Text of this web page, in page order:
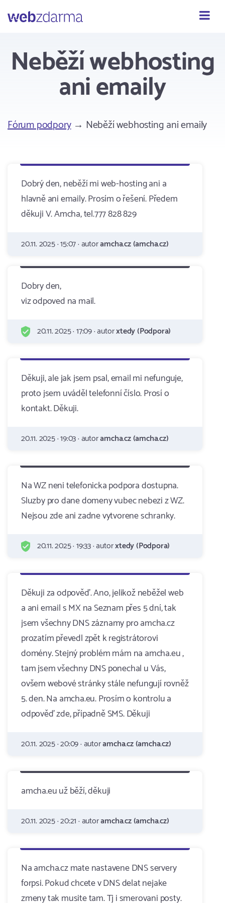
Webzdarma
Neběží webhosting
ani emaily
Fórum podpory→ Neběží webhosting ani emaily
Dobrý den, neběží mi web-hosting ani a
hlavně ani emaily. Prosím o řešení. Předem
děkuji V. Amcha, tel.777 828 829
20.11. 2025 · 15:07 · autoramcha.cz (amcha.cz)
Dobry den,
viz odpoved na mail.
20.11. 2025 · 17:09 · autorxtedy (Podpora)
Děkuji, ale jak jsem psal, email mi nefunguje,
proto jsem uváděl telefonní číslo. Prosí o
kontakt. Děkuji.
20.11. 2025 · 19:03 · autoramcha.cz (amcha.cz)
Na WZ neni telefonicka podpora dostupna.
Sluzby pro dane domeny vubec nebezi z WZ.
Nejsou zde ani zadne vytvorene schranky.
20.11. 2025 · 19:33 · autorxtedy (Podpora)
Děkuji za odpověď. Ano, jelikož neběžel web
a ani email s MX na Seznam přes 5 dní, tak
jsem všechny DNS záznamy pro amcha.cz
prozatím převedl zpět k registrátorovi
domény. Stejný problém mám na amcha.eu ,
tam jsem všechny DNS ponechal u Vás,
ovšem webové stránky stále nefungují rovněž
5. den. Na amcha.eu. Prosím o kontrolu a
odpověď zde, případně SMS. Děkuji
20.11. 2025 · 20:09 · autoramcha.cz (amcha.cz)
amcha.eu už běží, děkuji
20.11. 2025 · 20:21 · autoramcha.cz (amcha.cz)
Na amcha.cz mate nastavene DNS servery
forpsi. Pokud chcete v DNS delat nejake
zmeny tak musite tam. Tj i smerovani posty.